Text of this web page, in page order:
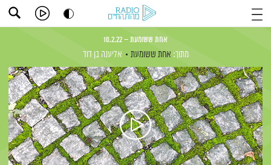
אחת ששומעת – 10.2.22
מתוך: אחת ששומעת אליענה בן דוד